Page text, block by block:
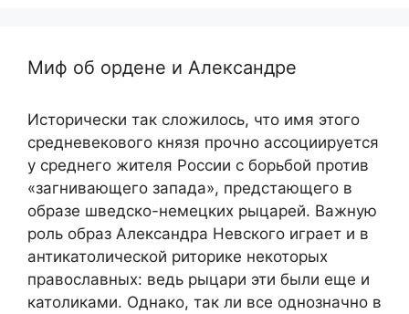
Миф об ордене и Александре
Исторически так сложилось, что имя этого
средневекового князя прочно ассоциируется
у среднего жителя России с борьбой против
«загнивающего запада», предстающего в
образе шведско-немецких рыцарей. Важную
роль образ Александра Невского играет и в
антикатолической риторике некоторых
православных: ведь рыцари эти были еще и
католиками. Однако, так ли все однозначно в